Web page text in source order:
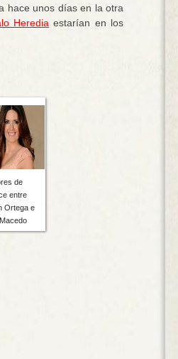
hace unos días en la otra
Heredia estarían en los
de
entre
Ortega e